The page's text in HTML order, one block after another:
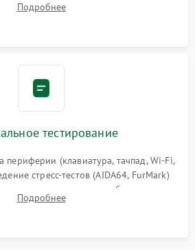
и накопителей. Предварительная
Подробнее
тестирование
периферии (клавиатура, тачпад, Wi-Fi,
стресс-тестов (AIDA64, FurMark)
режима и стабильности
под пиковой нагрузкой.
Подробнее